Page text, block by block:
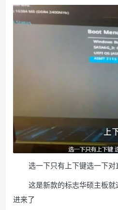
选一下只有上下键选一下
这是新款的标志华硕主板
进来了